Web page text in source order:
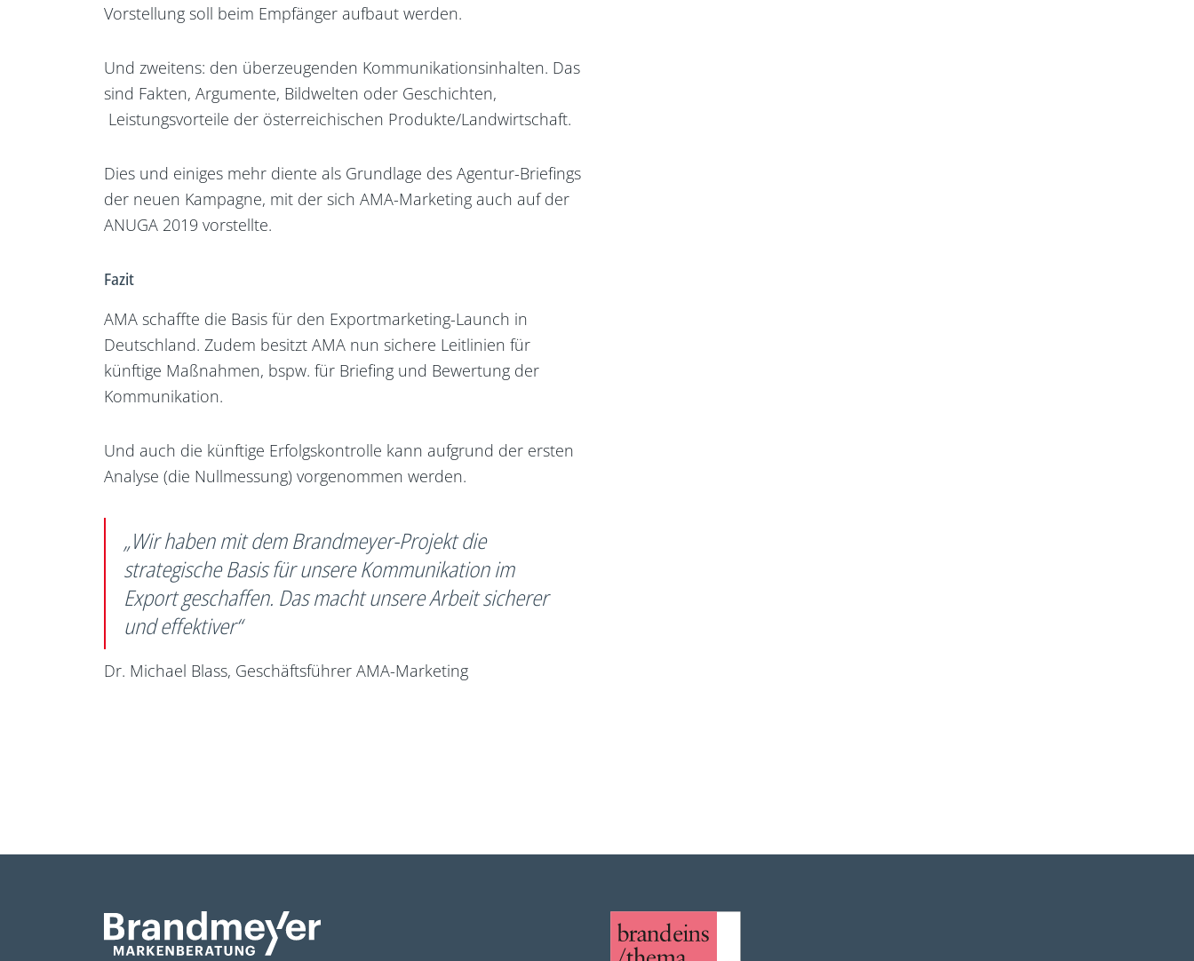
Vorstellung soll beim Empfänger aufbaut werden.
Und zweitens: den überzeugenden Kommunikationsinhalten. Das
sind Fakten, Argumente, Bildwelten oder Geschichten,
Leistungsvorteile der österreichischen Produkte/Landwirtschaft.
Dies und einiges mehr diente als Grundlage des Agentur-Briefings
der neuen Kampagne, mit der sich AMA-Marketing auch auf der
ANUGA 2019 vorstellte.
Fazit
AMA schaffte die Basis für den Exportmarketing-Launch in
Deutschland. Zudem besitzt AMA nun sichere Leitlinien für
künftige Maßnahmen, bspw. für Briefing und Bewertung der
Kommunikation.
Und auch die künftige Erfolgskontrolle kann aufgrund der ersten
Analyse (die Nullmessung) vorgenommen werden.
„Wir haben mit dem Brandmeyer-Projekt die
strategische Basis für unsere Kommunikation im
Export geschaffen. Das macht unsere Arbeit sicherer
und effektiver“
Dr. Michael Blass, Geschäftsführer AMA-Marketing